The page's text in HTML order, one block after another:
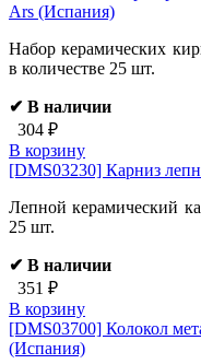
Ars (Испания)
Набор керамических
в количестве 25 шт.
✔ В наличии
304 ₽
В корзину
[DMS03230] Карниз
Лепной керамический
25 шт.
✔ В наличии
351 ₽
В корзину
[DMS03700] Колокол
(Испания)